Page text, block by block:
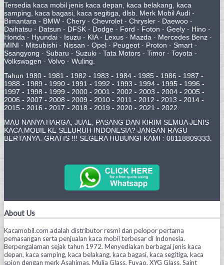
Tersedia kaca mobil jenis kaca depan, kaca belakang, kaca
samping, kaca bagasi, kaca segitiga, dlsb. Merk Mobil Audi -
Bimantara - BMW - Chery - Chevrolet - Chrysler - Daewoo -
Daihatsu - Datsun - DFSK - Dodge - Ford - Foton - Geely - Hino -
Honda - Hyundai - Isuzu - KIA - Lexus - Mazda - Mercedes Benz -
MINI - Mitsubishi - Nissan - Opel - Peugeot - Proton - Smart -
Ssangyong - Subaru - Suzuki - Tata Motors - Timor - Toyota -
Volkswagen - Volvo - Wuling.
Tahun 1980 - 1981 - 1982 - 1983 - 1984 - 1985 - 1986 - 1987 -
1988 - 1989 - 1990 - 1991 - 1992 - 1993 - 1994 - 1995 - 1996 -
1997 - 1998 - 1999 - 2000 - 2001 - 2002 - 2003 - 2004 - 2005 -
2006 - 2007 - 2008 - 2009 - 2010 - 2011 - 2012 - 2013 - 2014 -
2015 - 2016 - 2017 - 2018 - 2019 - 2020 - 2021 - 2022.
MAU NANYA HARGA, JUAL, PASANG DAN KIRIM SEMUA JENIS
KACA MOBIL KE SELURUH INDONESIA? JANGAN RAGU
BERTANYA. GRATIS !!! SEGERA HUBUNGI KAMI : 08118809333.
About Us
Kacamobil.com adalah distributor resmi dan pelopor pertama
pemasangan serta penjualan kaca mobil terbesar di Indonesia.
Berpengalaman sejak tahun 1972. Menyediakan berbagai jenis kaca
depan, kaca samping, kaca belakang, kaca bagasi, kaca segitiga, kaca
spion dengan merk Asahimas, Mulia Glass, Fuyao, XYG Glass, Saint